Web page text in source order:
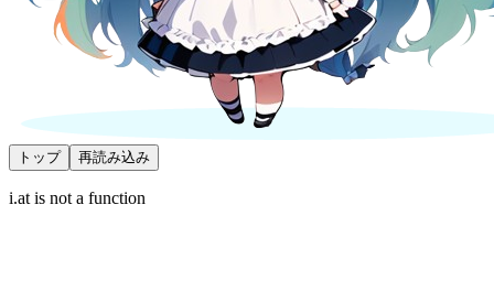
トップ 再読み込み
i.at is not a function